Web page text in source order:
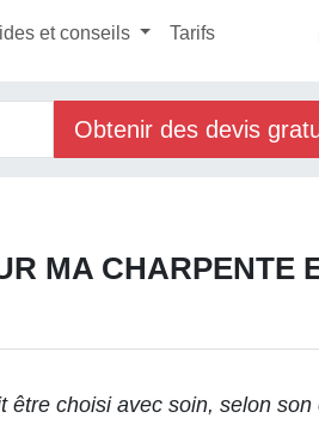
et conseils Tarifs
Obtenir des devis
MA CHARPENTE
choisi avec soin, selon son